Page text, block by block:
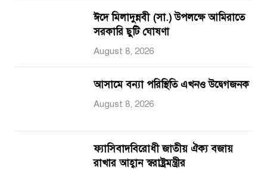
ঈদে মিলাদুন্নবী (সা.) উপলক্ষে আমিরাতে
সরকারি ছুটি ঘোষণা
August 8, 2026
আসামে বন্যা পরিস্থিতি এখনও উদ্বেগজনক
August 8, 2026
ফ্যাসিবাদবিরোধী জাতীয় ঐক্য বজায়
রাখার আহ্বান স্বরাষ্ট্রমন্ত্রীর